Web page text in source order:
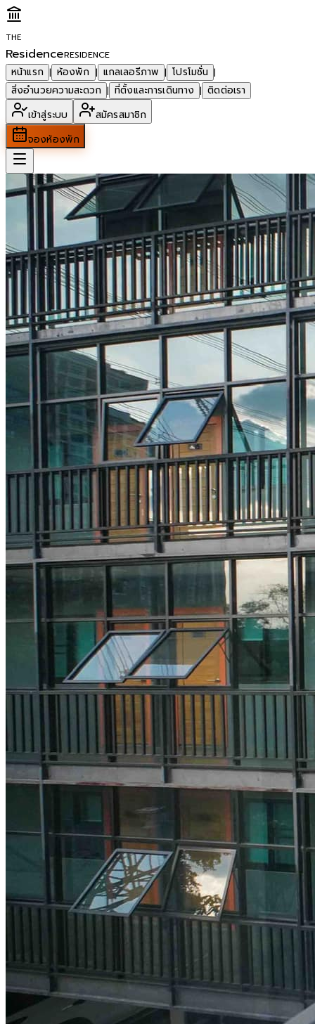
THE
ResidenceRESIDENCE
หน้าแรก | ห้องพัก | แกลเลอรีภาพ | โปรโมชั่น |
สิ่งอำนวยความสะดวก | ที่ตั้งและการเดินทาง | ติดต่อเรา
เข้าสู่ระบบ
สมัครสมาชิก
จองห้องพัก